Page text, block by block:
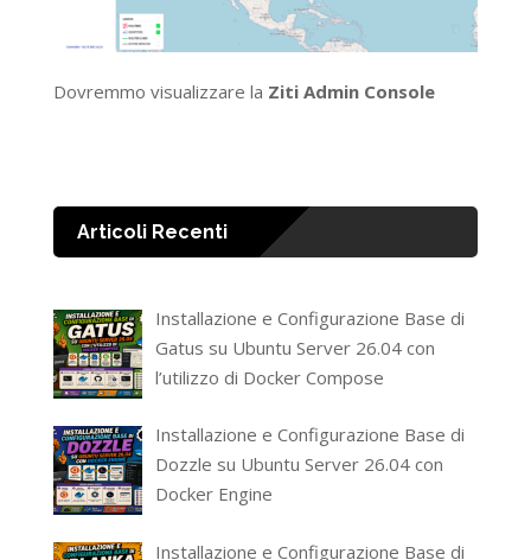
Dovremmo visualizzare la Ziti Admin Console
Articoli Recenti
Installazione e Configurazione Base di
Gatus su Ubuntu Server 26.04 con
l’utilizzo di Docker Compose
Installazione e Configurazione Base di
Dozzle su Ubuntu Server 26.04 con
Docker Engine
Installazione e Configurazione Base di